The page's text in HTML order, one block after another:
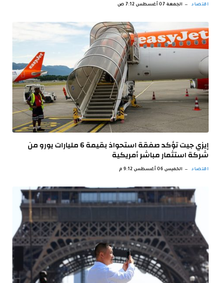
اقتصاد الجمعة 07 أغسطس 7:12 ص
إيزي جيت تؤكد صفقة استحواذ بقيمة 6 مليارات يورو من
شركة استثمار مباشر أمريكية
اقتصاد الخميس 06 أغسطس 9:12 م